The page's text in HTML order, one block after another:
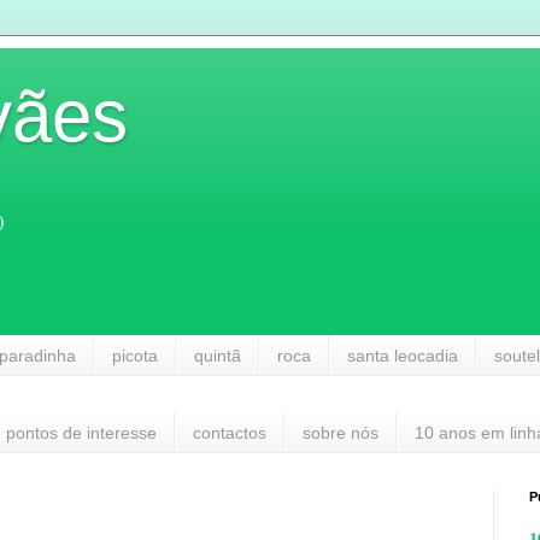
picota quintã roca santa leocadia
pontos de interesse contactos sobre nós 10 anos em